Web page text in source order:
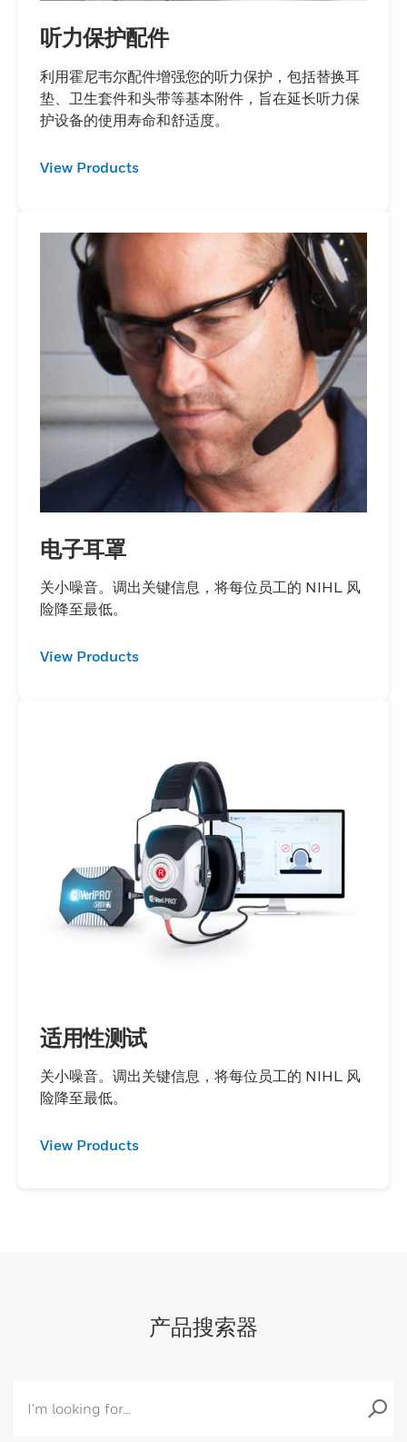
听力保护配件
利用霍尼韦尔配件增强您的听力保护，包括替换耳
垫、卫生套件和头带等基本附件，旨在延长听力保
护设备的使用寿命和舒适度。
View Products
电子耳罩
关小噪音。调出关键信息，将每位员工的 NIHL 风
险降至最低。
View Products
适用性测试
关小噪音。调出关键信息，将每位员工的 NIHL 风
险降至最低。
View Products
产品搜索器